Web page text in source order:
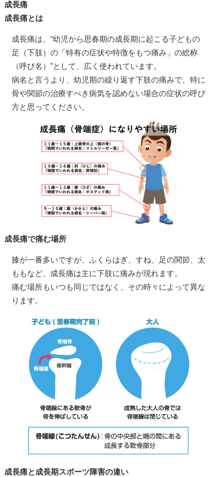
成長痛
成長痛とは
成長痛は、“幼児から思春期の成長期に起こる子どもの
足（下肢）の「特有の症状や特徴をもつ痛み」の総称
（呼び名）”として、広く使われています。
病名と言うより、幼児期の繰り返す下肢の痛みで、特に
骨や関節の治療すべき病気を認めない場合の症状の呼び
方と思ってください。
成長痛で痛む場所
膝が一番多いですが、ふくらはぎ、すね、足の関節、太
ももなど、成長痛は主に下肢に痛みが現れます。
痛む場所もいつも同じではなく、その時々によって異な
ります。
成長痛と成長期スポーツ障害の違い